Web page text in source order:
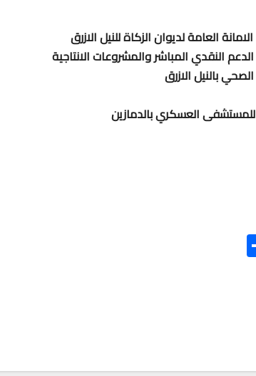
العامة لديوان الزكاة للنيل الازرق
النقدي المباشر والمشروعات الانتاجية
بالنيل الازرق
للمستشفى العسكري بالدمازين